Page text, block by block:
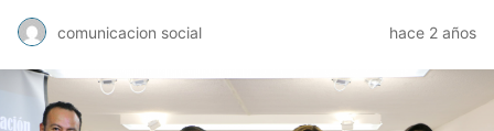
comunicacion social hace 2 años